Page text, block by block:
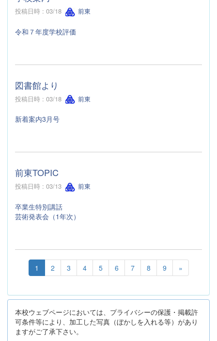
投稿日時 : 03/18 前東
令和７年度学校評価
図書館より
投稿日時 : 03/18 前東
新着案内3月号
前東TOPIC
投稿日時 : 03/13 前東
卒業生特別講話
芸術発表会（1年次）
1 2 3 4 5 6 7 8 9 »
本校ウェブページにおいては、プライバシーの保護・掲載許
可条件等により、加工した写真（ぼかしを入れる等）があり
ますがご了承下さい。